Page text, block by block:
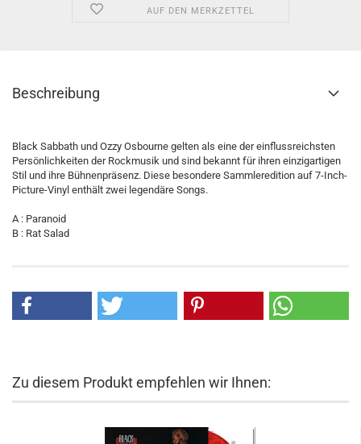
AUF DEN MERKZETTEL
Beschreibung
Black Sabbath und Ozzy Osbourne gelten als eine der einflussreichsten
Persönlichkeiten der Rockmusik und sind bekannt für ihren einzigartigen
Stil und ihre Bühnenpräsenz. Diese besondere Sammleredition auf 7-Inch-
Picture-Vinyl enthält zwei legendäre Songs.
A : Paranoid
B : Rat Salad
Zu diesem Produkt empfehlen wir Ihnen: